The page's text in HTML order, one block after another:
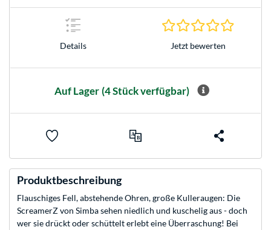
Details Jetzt bewerten
Auf Lager (4 Stück verfügbar)
Produktbeschreibung
Flauschiges Fell, abstehende Ohren, große Kulleraugen: Die
ScreamerZ von Simba sehen niedlich und kuschelig aus - doch
wer sie drückt oder schüttelt erlebt eine Überraschung! Bei